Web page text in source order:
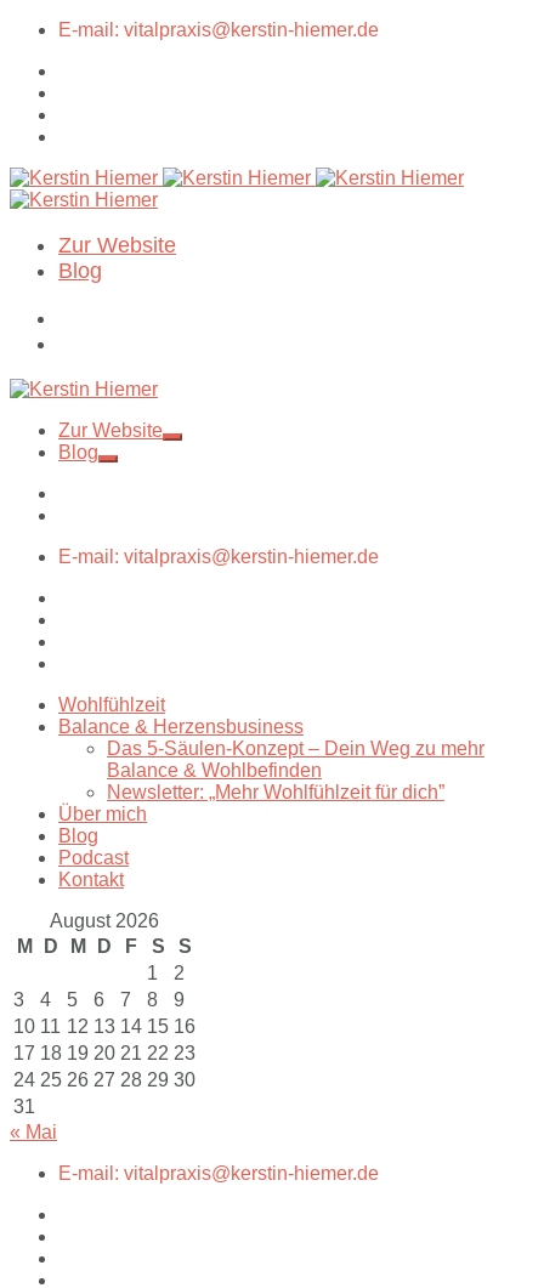
E-mail: vitalpraxis@kerstin-hiemer.de
Zur Website
Blog
Zur Website
Blog
E-mail: vitalpraxis@kerstin-hiemer.de
Wohlfühlzeit
Balance & Herzensbusiness
Das 5-Säulen-Konzept – Dein Weg zu mehr
Balance & Wohlbefinden
Newsletter: „Mehr Wohlfühlzeit für dich”
Über mich
Blog
Podcast
Kontakt
August 2026
M
D M D F S
S
1
2
3
4 5 6 7 8
9
10 11 12 13 14 15 16
17 18 19 20 21 22 23
24 25 26 27 28 29 30
31
« Mai
E-mail: vitalpraxis@kerstin-hiemer.de